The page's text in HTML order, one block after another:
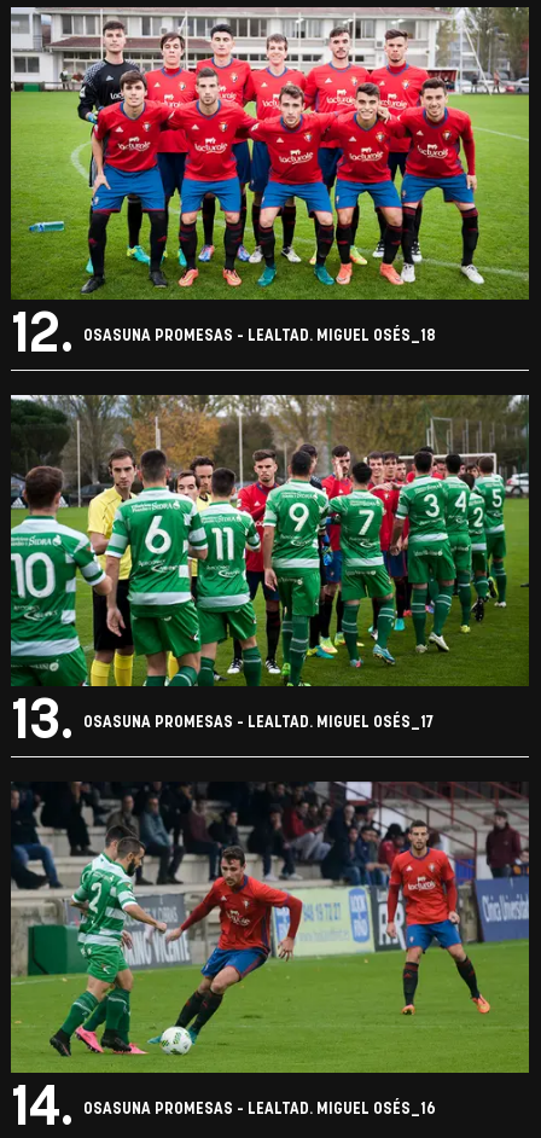
12. OSASUNA PROMESAS - LEALTAD. MIGUEL OSÉS_18
13. OSASUNA PROMESAS - LEALTAD. MIGUEL OSÉS_17
14. OSASUNA PROMESAS - LEALTAD. MIGUEL OSÉS_16